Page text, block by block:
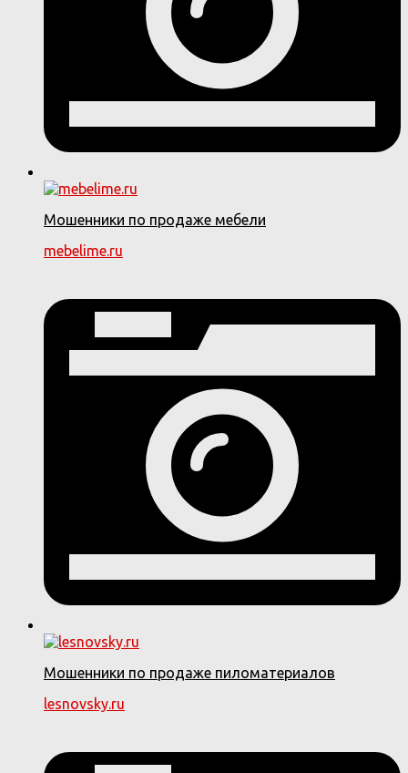
Мошенники по продаже мебели
mebelime.ru
Мошенники по продаже пиломатериалов
lesnovsky.ru